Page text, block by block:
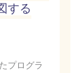
する
プログラ